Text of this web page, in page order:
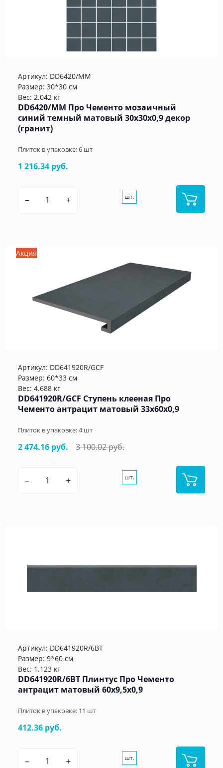
Артикул: DD6420/MM
Размер: 30*30 см
Вес: 2.042 кг
DD6420/MM Про Чементо мозаичный
синий темный матовый 30x30x0,9 декор
(гранит)
Плиток в упаковке:6 шт
1 216.34 руб.
– + шт.
Акция
Артикул: DD641920R/GCF
Размер: 60*33 см
Вес: 4.688 кг
DD641920R/GCF Ступень клееная Про
Чементо антрацит матовый 33x60x0,9
Плиток в упаковке:4шт
2 474.16 руб. 3 100.02 руб.
– + шт.
Артикул: DD641920R/6BT
Размер: 9*60 см
Вес: 1.123 кг
DD641920R/6BT Плинтус Про Чементо
антрацит матовый 60x9,5x0,9
Плиток в упаковке: 11 шт
412.36 руб.
– + шт.